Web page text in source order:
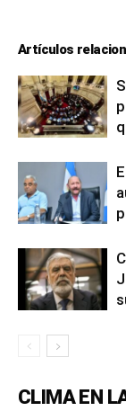
Artículos
CLIMA EN